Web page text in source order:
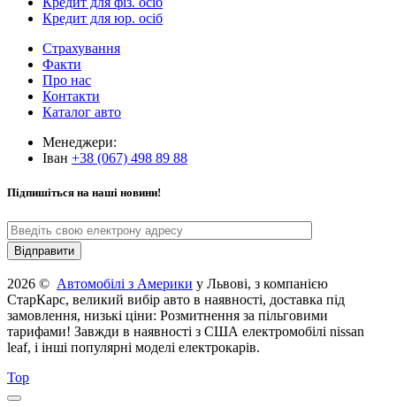
Кредит для юр. осіб
Страхування
Факти
Про нас
Контакти
Каталог авто
Менеджери:
Іван +38 (067) 498 89 88
Підпишіться на наші новини!
2026 © Автомобілі з Америки у Львові, з компанією
СтарКарс, великий вибір авто в наявності, доставка під
замовлення, низькі ціни: Розмитнення за пільговими
тарифами! Завжди в наявності з США електромобілі nissan
leaf, і інші популярні моделі електрокарів.
Top